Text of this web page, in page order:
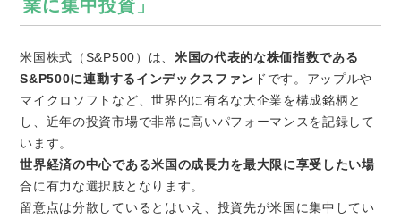
業に集中投資」
米国株式（S&P500）は、 米国の代表的な株価指数である
S&P500に連動するインデックスファン ドです。アップルや
マイクロソフトなど、世界的に有名な大企業を構成銘柄と
し、近年の投資市場で非常に高いパフォーマンスを記録して
います。
世界経済の中心である米国の成長力を最大限に享受したい場
合に有力な選択肢となります。
留意点は分散しているとはいえ、投資先が米国に集中してい